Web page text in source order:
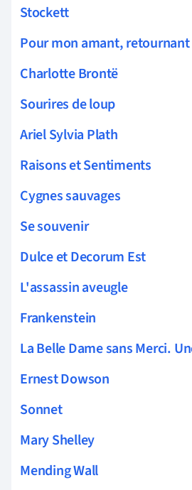
Stockett
Pour mon amant, retournant
Charlotte Brontë
Sourires de loup
Ariel Sylvia Plath
Raisons et Sentiments
Cygnes sauvages
Se souvenir
Dulce et Decorum Est
L'assassin aveugle
Frankenstein
La Belle Dame sans Merci.
Ernest Dowson
Sonnet
Mary Shelley
Mending Wall